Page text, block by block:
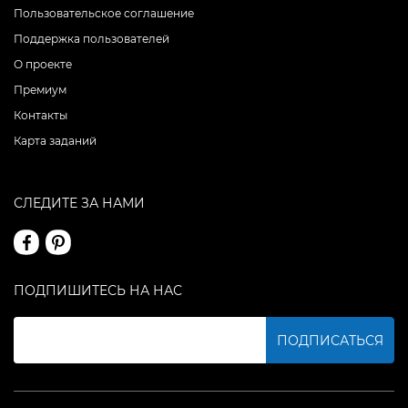
Пользовательское соглашение
Поддержка пользователей
О проекте
Премиум
Контакты
Карта заданий
СЛЕДИТЕ ЗА НАМИ
ПОДПИШИТЕСЬ НА НАС
ПОДПИСАТЬСЯ